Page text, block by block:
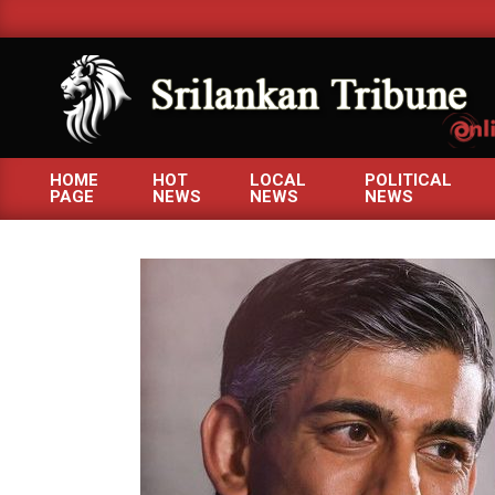
to
HOME
PAGE
HOT
NEWS
LOCAL
NEWS
POLITICAL
NEWS